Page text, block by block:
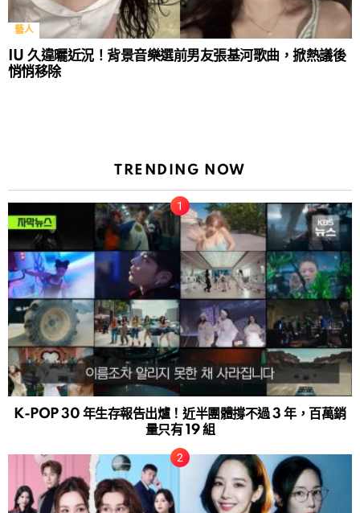
藝人
IU 久違曬近況！背景音樂選前男友張基河歌曲，掀熱議後
悄悄移除
TRENDING NOW
K-POP 30 年生存報告出爐！近半團體撐不過 3 年，百萬銷
量只有 19 組